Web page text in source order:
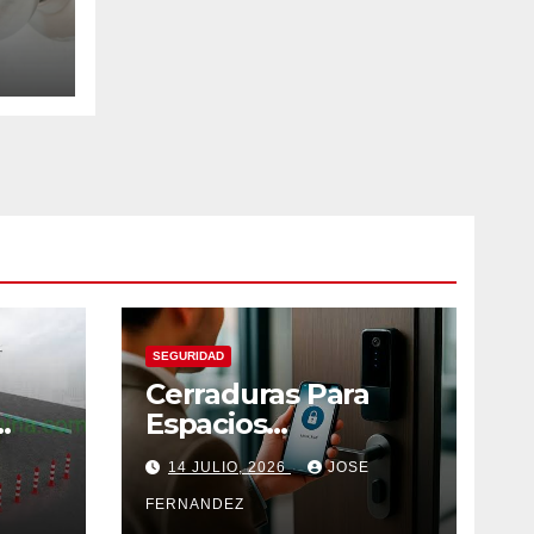
SEGURIDAD
Cerraduras Para
Espacios
Compartidos
Inteligentes
14 JULIO, 2026 JOSE
FERNANDEZ